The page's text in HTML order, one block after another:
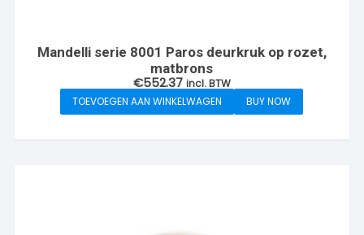
Mandelli serie 8001 Paros deurkruk op rozet,
matbrons
€552.37 incl. BTW
TOEVOEGEN AAN WINKELWAGEN
BUY NOW